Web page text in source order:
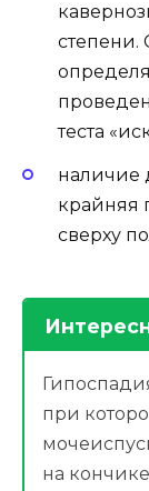
степени.
теста
наличие
крайняя
сверху
при
на